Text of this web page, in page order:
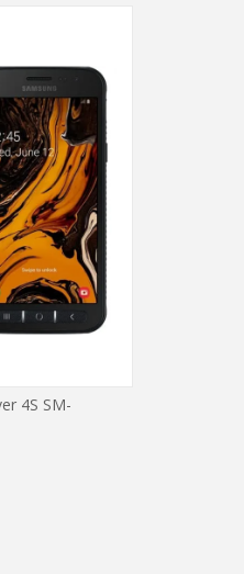
4S SM-